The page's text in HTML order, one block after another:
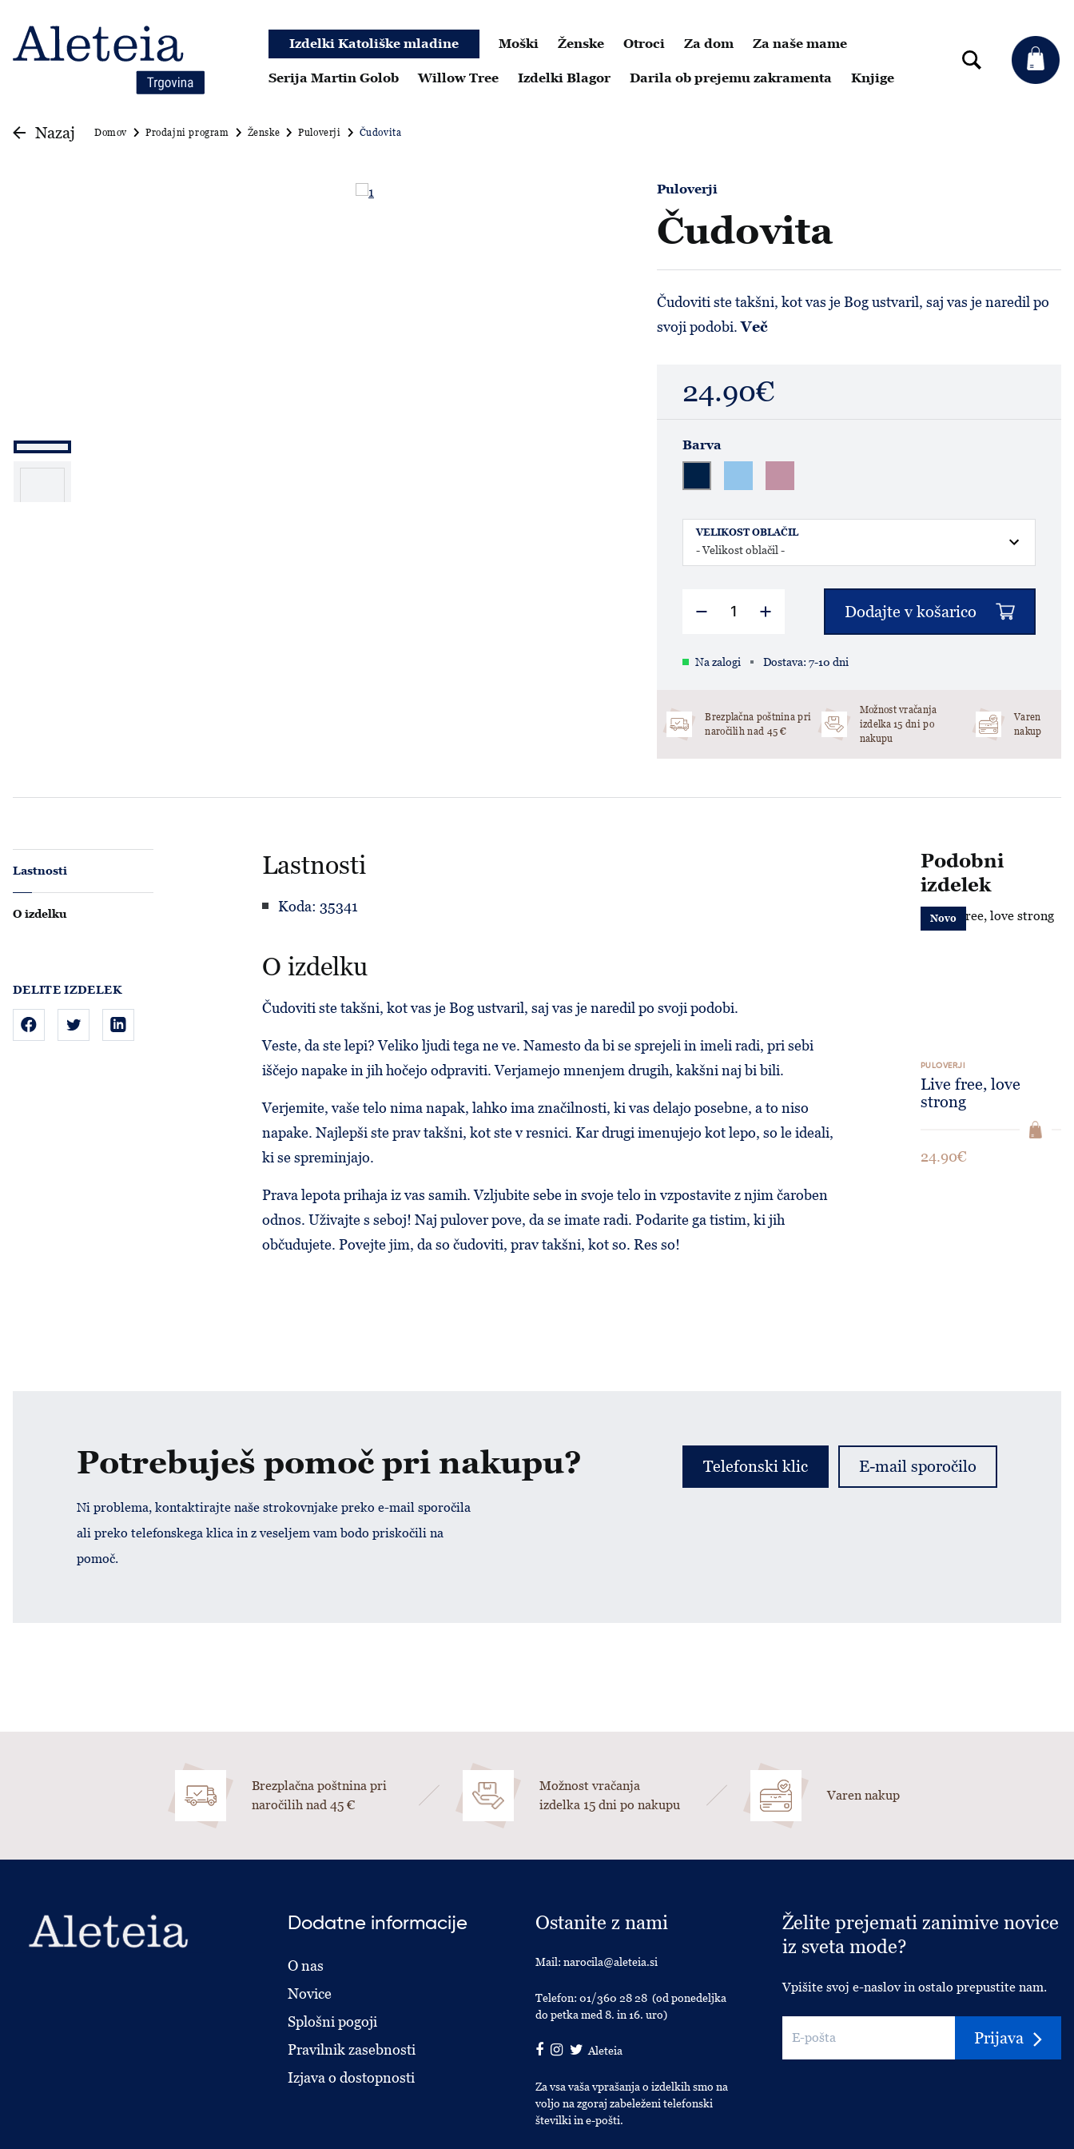
Izdelki Katoliške mladine Moški Ženske Otroci Za dom Za naše mame
Serija Martin Golob Willow Tree Izdelki Blagor Darila ob prejemu zakramenta Knjige
Nazaj Domov Prodajni program Ženske Puloverji Čudovita
Puloverji
Čudovita
Čudoviti ste takšni, kot vas je Bog ustvaril, saj vas je naredil po
svoji podobi.Več
24.90€
Barva
VELIKOST OBLAČIL
Dodajte v košarico
Na zalogi Dostava: 7-10 dni
Brezplačna poštnina pri
naročilih nad 45 €
Možnost vračanja
izdelka 15 dni po
nakupu
Varen
nakup
Lastnosti
O izdelku
DELITE IZDELEK
Lastnosti
Koda: 35341
O izdelku
Čudoviti ste takšni, kot vas je Bog ustvaril, saj vas je naredil po svoji podobi.
Veste, da ste lepi? Veliko ljudi tega ne ve. Namesto da bi se sprejeli in imeli radi, pri sebi
iščejo napake in jih hočejo odpraviti. Verjamejo mnenjem drugih, kakšni naj bi bili.
Verjemite, vaše telo nima napak, lahko ima značilnosti, ki vas delajo posebne, a to niso
napake. Najlepši ste prav takšni, kot ste v resnici. Kar drugi imenujejo kot lepo, so le ideali,
ki se spreminjajo.
Prava lepota prihaja iz vas samih. Vzljubite sebe in svoje telo in vzpostavite z njim čaroben
odnos. Uživajte s seboj! Naj pulover pove, da se imate radi. Podarite ga tistim, ki jih
občudujete. Povejte jim, da so čudoviti, prav takšni, kot so. Res so!
Podobni
izdelek
Novo
Live free, love strong
PULOVERJI
Live free, love
strong
24.90€
Potrebuješ pomoč pri nakupu?
Ni problema, kontaktirajte naše strokovnjake preko e-mail sporočila
ali preko telefonskega klica in z veseljem vam bodo priskočili na
pomoč.
Telefonski klic E-mail sporočilo
Brezplačna poštnina pri
naročilih nad 45 €
Možnost vračanja
izdelka 15 dni po nakupu
Varen nakup
Dodatne informacije
O nas
Novice
Splošni pogoji
Pravilnik zasebnosti
Izjava o dostopnosti
Ostanite z nami
Mail: narocila@aleteia.si
Telefon: 01/360 28 28(od ponedeljka
do petka med 8. in 16. uro)
Aleteia
Za vsa vaša vprašanja o izdelkih smo na
voljo na zgoraj zabeleženi telefonski
številki in e-pošti.
Želite prejemati zanimive novice
iz sveta mode?
Vpišite svoj e-naslov in ostalo prepustite nam.
Prijava